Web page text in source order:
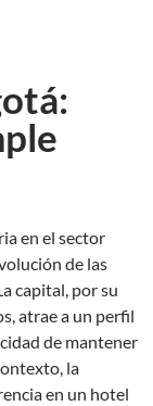
en el sector
de las
capital, por su
atrae a un perfil
de mantener
la
en un hotel